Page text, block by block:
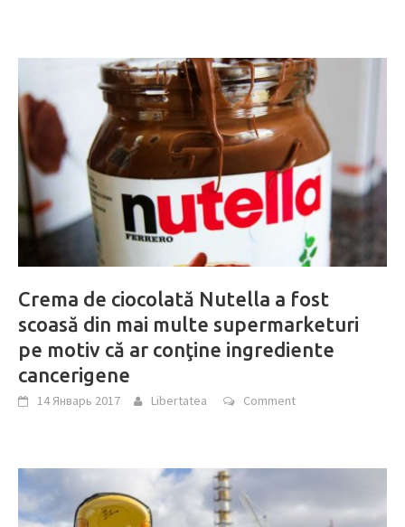
Crema de ciocolată Nutella a fost
scoasă din mai multe supermarketuri
pe motiv că ar conţine ingrediente
cancerigene
14 Январь 2017 Libertatea Comment